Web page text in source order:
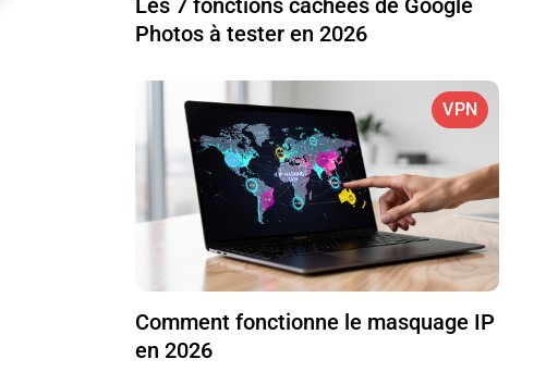
Les 7 fonctions cachées de Google
Photos à tester en 2026
VPN
Comment fonctionne le masquage IP
en 2026